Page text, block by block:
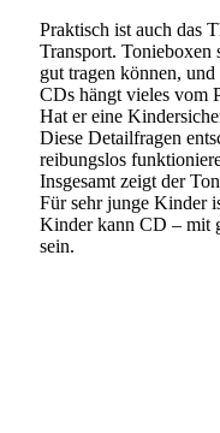
Praktisch ist auch das
Transport. Tonieboxen
gut tragen können,
CDs hängt vieles vom
Hat er eine
Diese Detailfragen
reibungslos
Insgesamt zeigt der
Für sehr junge Kinder
Kinder kann CD – mit
sein.